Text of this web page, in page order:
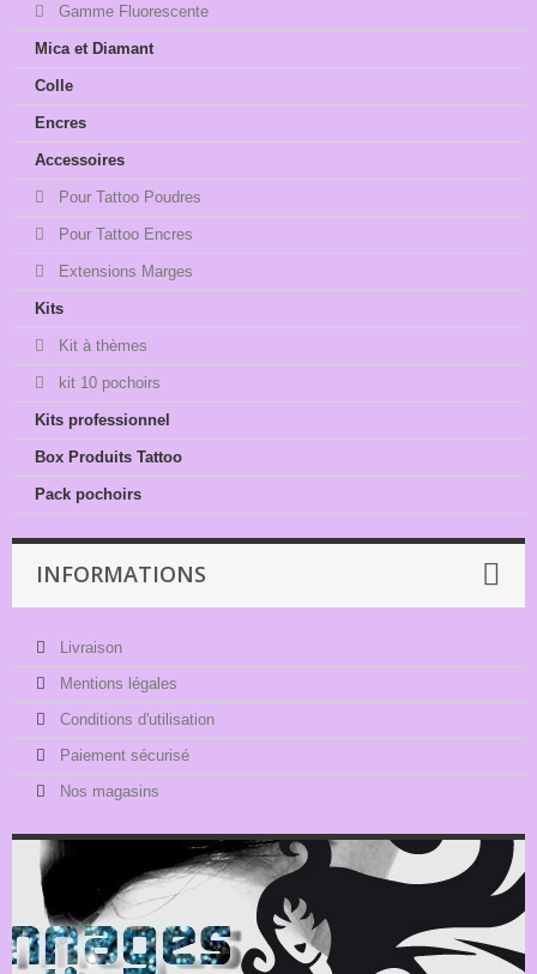
Gamme Fluorescente
Mica et Diamant
Colle
Encres
Accessoires
Pour Tattoo Poudres
Pour Tattoo Encres
Extensions Marges
Kits
Kit à thèmes
kit 10 pochoirs
Kits professionnel
Box Produits Tattoo
Pack pochoirs
INFORMATIONS
Livraison
Mentions légales
Conditions d'utilisation
Paiement sécurisé
Nos magasins